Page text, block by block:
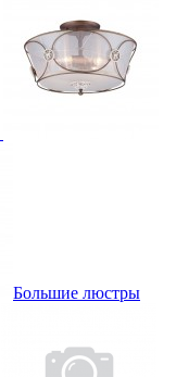
Большие люстры